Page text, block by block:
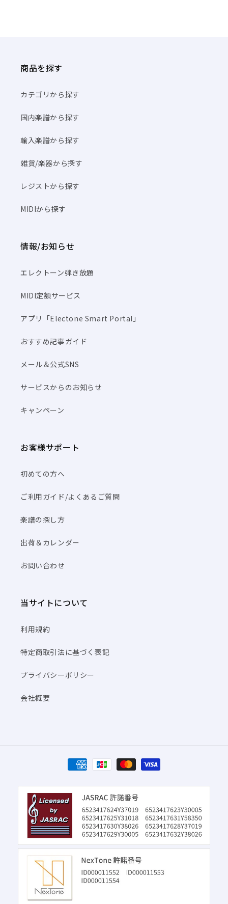
商品を探す
カテゴリから探す
国内楽譜から探す
輸入楽譜から探す
雑貨/楽器から探す
レジストから探す
MIDIから探す
情報/お知らせ
エレクトーン弾き放題
MIDI定額サービス
アプリ「Electone Smart Portal」
おすすめ記事ガイド
メール＆公式SNS
サービスからのお知らせ
キャンペーン
お客様サポート
初めての方へ
ご利用ガイド/よくあるご質問
楽譜の探し方
出荷＆カレンダー
お問い合わせ
当サイトについて
利用規約
特定商取引法に基づく表記
プライバシーポリシー
会社概要
決
済
方
法